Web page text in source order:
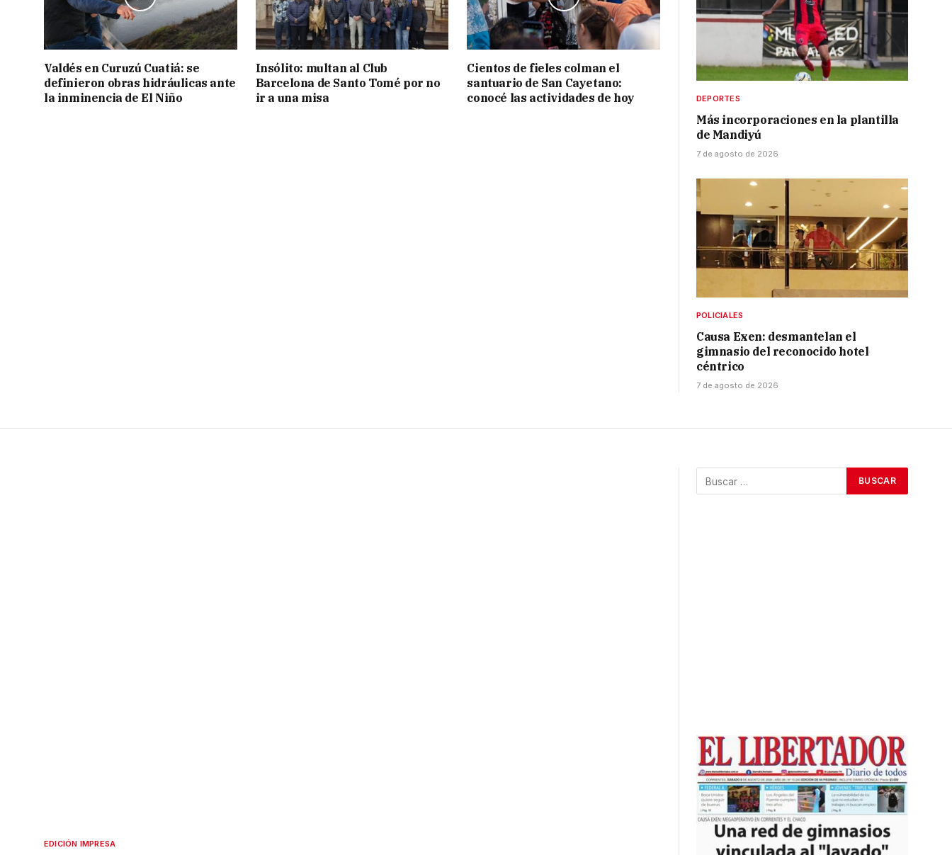
Valdés en Curuzú Cuatiá: se
definieron obras hidráulicas ante
la inminencia de El Niño
Insólito: multan al Club
Barcelona de Santo Tomé por no
ir a una misa
Cientos de fieles colman el
santuario de San Cayetano:
conocé las actividades de hoy
DEPORTES
Más incorporaciones en la plantilla
de Mandiyú
7 de agosto de 2026
POLICIALES
Causa Exen: desmantelan el
gimnasio del reconocido hotel
céntrico
7 de agosto de 2026
EDICIÓN IMPRESA